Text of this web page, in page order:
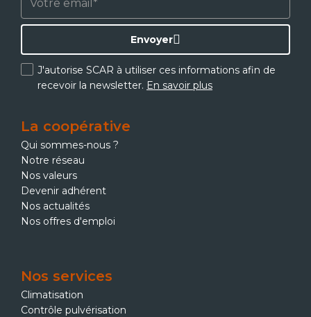
J'autorise SCAR à utiliser ces informations afin de
recevoir la newsletter. En savoir plus
Envoyer
La coopérative
Qui sommes-nous ?
Notre réseau
Nos valeurs
Devenir adhérent
Nos actualités
Nos offres d'emploi
Nos services
Climatisation
Contrôle pulvérisation